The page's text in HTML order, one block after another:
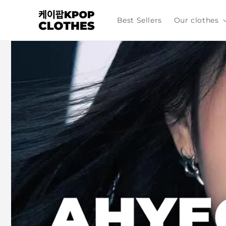
content
Best Sellers Our clothes